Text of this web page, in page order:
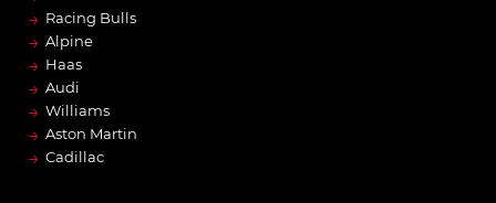
→ Racing Bulls
→ Alpine
→ Haas
→ Audi
→ Williams
→ Aston Martin
→ Cadillac